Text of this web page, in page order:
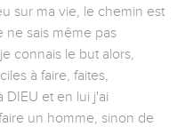
sur ma vie, le chemin est
ne sais même pas
connais le but alors,
à faire, faites,
DIEU et en lui j'ai
un homme, sinon de